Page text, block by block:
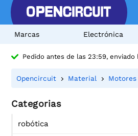
Marcas Electrónica
Pedido antes de las 23:59, enviado
Opencircuit Material Motores
Categorias
robótica